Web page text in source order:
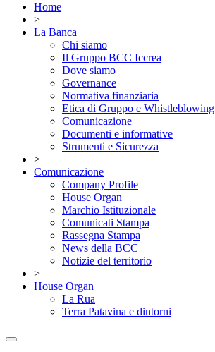
Home
>
La Banca
Chi siamo
Il Gruppo BCC Iccrea
Dove siamo
Governance
Normativa finanziaria
Etica di Gruppo e Whistleblowing
Comunicazione
Documenti e informative
Strumenti e Sicurezza
>
Comunicazione
Company Profile
House Organ
Marchio Istituzionale
Comunicati Stampa
Rassegna Stampa
News della BCC
Notizie del territorio
>
House Organ
La Rua
Terra Patavina e dintorni